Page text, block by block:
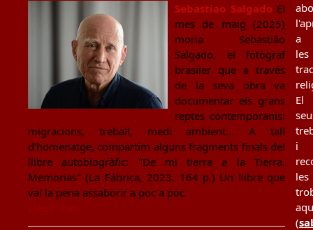
Sebastiao SalgadoEl
mes de maig (2025)
moria Sebastiâo
Salgado, el fotògraf
brasiler que a través
de la seva obra va
documentar els grans
reptes contemporanis:
migracions, treball, medi ambient... A tall
d’homenatge, compartim alguns fragments finals del
llibre autobiogràfic: "De mi tierra a la Tierra.
Memorias" (La Fábrica, 2023. 164 p.) Un llibre que
val la pena assaborir a poc a poc.
a
les
El
i
les
(